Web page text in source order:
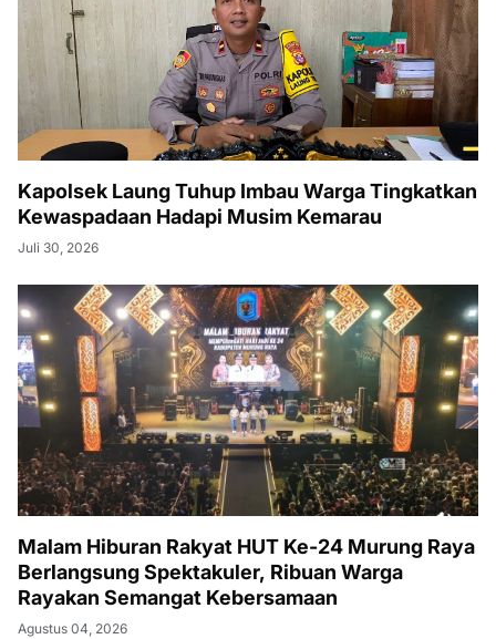
Kapolsek Laung Tuhup Imbau Warga Tingkatkan
Kewaspadaan Hadapi Musim Kemarau
Juli 30, 2026
Malam Hiburan Rakyat HUT Ke-24 Murung Raya
Berlangsung Spektakuler, Ribuan Warga
Rayakan Semangat Kebersamaan
Agustus 04, 2026